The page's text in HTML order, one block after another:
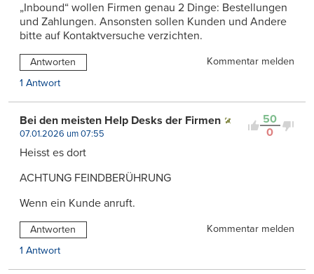
„Inbound“ wollen Firmen genau 2 Dinge: Bestellungen
und Zahlungen. Ansonsten sollen Kunden und Andere
bitte auf Kontaktversuche verzichten.
Antworten
Kommentar melden
1 Antwort
50
0
Bei den meisten Help Desks der Firmen
07.01.2026 um 07:55
Heisst es dort
ACHTUNG FEINDBERÜHRUNG
Wenn ein Kunde anruft.
Antworten
Kommentar melden
1 Antwort